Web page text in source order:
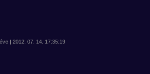
| 2012. 07. 14. 17:35:19